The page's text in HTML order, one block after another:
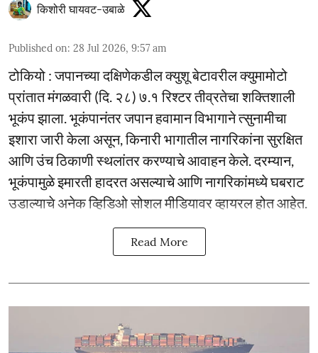
किशोरी घायवट-उबाळे
Published on: 28 Jul 2026, 9:57 am
टोकियो : जपानच्या दक्षिणेकडील क्युशू बेटावरील क्युमामोटो
प्रांतात मंगळवारी (दि. २८) ७.१ रिश्टर तीव्रतेचा शक्तिशाली
भूकंप झाला. भूकंपानंतर जपान हवामान विभागाने त्सुनामीचा
इशारा जारी केला असून, किनारी भागातील नागरिकांना सुरक्षित
आणि उंच ठिकाणी स्थलांतर करण्याचे आवाहन केले. दरम्यान,
भूकंपामुळे इमारती हादरत असल्याचे आणि नागरिकांमध्ये घबराट
उडाल्याचे अनेक व्हिडिओ सोशल मीडियावर व्हायरल होत आहेत.
Read More